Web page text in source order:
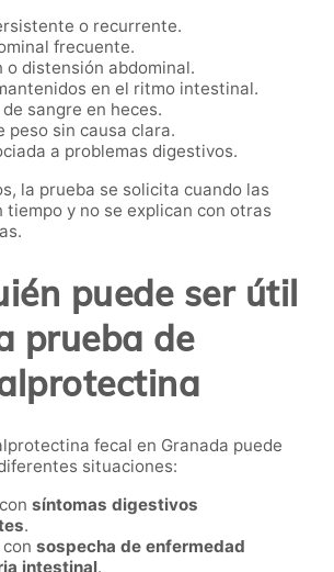
o recurrente.
frecuente.
o distensión abdominal.
en el ritmo intestinal.
sangre en heces.
peso sin causa clara.
a problemas digestivos.
la prueba se solicita cuando las
tiempo y no se explican con otras
puede ser útil
prueba de
fecal en Granada puede
situaciones:
síntomas digestivos
.
sospecha de enfermedad
intestinal.